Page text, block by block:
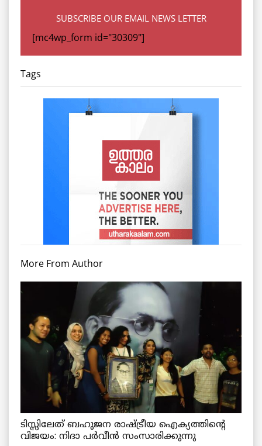
SUBSCRIBE OUR EMAIL NEWS LETTER
[mc4wp_form id="30309"]
Tags
More From Author
ടിസ്സിലേത് ബഹുജന രാഷ്ട്രീയ ഐക്യത്തിന്റെ
വിജയം: നിദാ പർവീൻ സംസാരിക്കുന്നു